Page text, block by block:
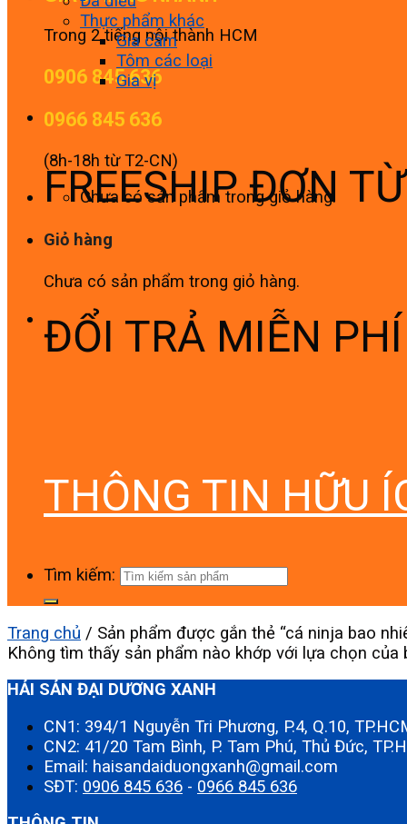
Trong 2 tiếng nội thành HCM
0906 845 636
0966 845 636
(8h-18h từ T2-CN)
Chưa có sản phẩm trong giỏ hàng.
Giỏ hàng
Chưa có sản phẩm trong giỏ hàng.
Thực phẩm khác
Gia cầm
Tôm các loại
Gia vị
FREESHIP ĐƠN
ĐỔI TRẢ MIỄN
THÔNG TIN HỮU
Tìm kiếm:
Trang chủ / Sản phẩm được gắn thẻ “cá ninja bao
Không tìm thấy sản phẩm nào khớp với lựa chọn của
HẢI SẢN ĐẠI DƯƠNG XANH
CN1: 394/1 Nguyễn Tri Phương, P.4, Q.10,
CN2: 41/20 Tam Bình, P. Tam Phú, Thủ Đức,
Email: haisandaiduongxanh@gmail.com
SĐT: 0906 845 636 - 0966 845 636